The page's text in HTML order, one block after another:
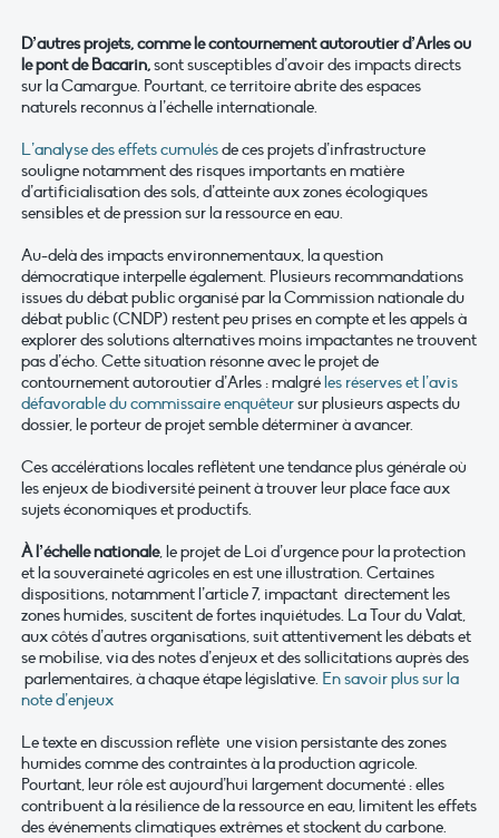
D’autres projets, comme le contournement autoroutier d’Arles ou
le pont de Bacarin,sont susceptibles d’avoir des impacts directs
sur la Camargue. Pourtant, ce territoire abrite des espaces
naturels reconnus à l’échelle internationale.
L’analyse des effets cumulésde ces projets d’infrastructure
souligne notamment des risques importants en matière
d’artificialisation des sols, d’atteinte aux zones écologiques
sensibles et de pression sur la ressource en eau.
Au-delà des impacts environnementaux, la question
démocratique interpelle également. Plusieurs recommandations
issues du débat public organisé par la Commission nationale du
débat public (CNDP) restent peu prises en compte et les appels à
explorer des solutions alternatives moins impactantes ne trouvent
pas d’écho. Cette situation résonne avec le projet de
contournement autoroutier d’Arles : malgréles réserves et l’avis
défavorable du commissaire enquêteursur plusieurs aspects du
dossier, le porteur de projet semble déterminer à avancer.
Ces accélérations locales reflètent une tendance plus générale où
les enjeux de biodiversité peinent à trouver leur place face aux
sujets économiques et productifs.
À l’échelle nationale, le projet de Loi d’urgence pour la protection
et la souveraineté agricoles en est une illustration. Certaines
dispositions, notamment l’article 7, impactant directement les
zones humides, suscitent de fortes inquiétudes. La Tour du Valat,
aux côtés d’autres organisations, suit attentivement les débats et
se mobilise, via des notes d’enjeux et des sollicitations auprès des
parlementaires, à chaque étape législative. En savoir plus sur la
note d’enjeux
Le texte en discussion reflète une vision persistante des zones
humides comme des contraintes à la production agricole.
Pourtant, leur rôle est aujourd’hui largement documenté : elles
contribuent à la résilience de la ressource en eau, limitent les effets
des événements climatiques extrêmes et stockent du carbone.